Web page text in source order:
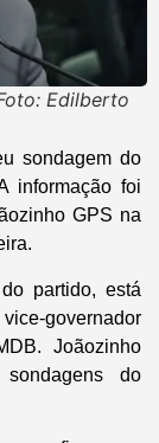
Edilberto
sondagem do
informação foi
GPS na
partido, está
governador
Joãozinho
do